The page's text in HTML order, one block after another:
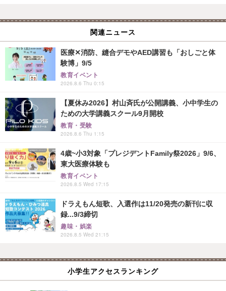
関連ニュース
医療✕消防、縫合デモやAED講習も「おしごと体
験博」9/5
教育イベント
2026.8.6 Thu 0:15
【夏休み2026】村山斉氏が公開講義、小中学生の
ための大学講義スクール9月開校
教育・受験
2026.8.6 Thu 1:15
4歳~小3対象「プレジデントFamily祭2026」9/6、
東大医療体験も
教育イベント
2026.8.5 Wed 17:15
ドラえもん短歌、入選作は11/20発売の新刊に収
録...9/3締切
趣味・娯楽
2026.8.5 Wed 21:15
小学生アクセスランキング